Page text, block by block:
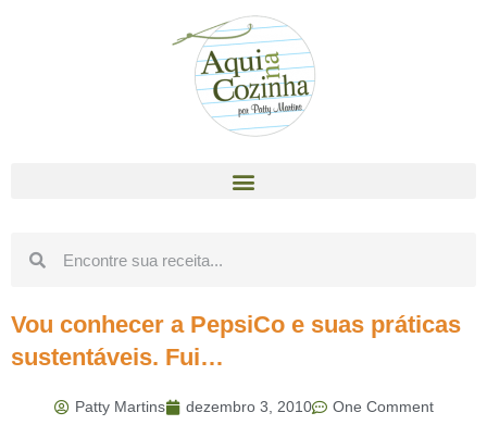
Vou conhecer a PepsiCo e suas práticas
sustentáveis. Fui…
Patty Martins dezembro 3, 2010 One Comment